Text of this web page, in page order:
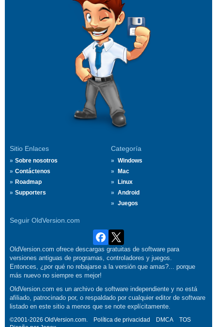
Sitio Enlaces
Sobre nosotros
Contáctenos
Roadmap
Supporters
Categoría
Windows
Mac
Linux
Android
Juegos
Seguir OldVersion.com
OldVersion.com ofrece descargas gratuitas de software para
versiones antiguas de programas, controladores y juegos.
Entonces, ¿por qué no rebajarse a la versión que amas?... porque
más nuevo no siempre es mejor!
OldVersion.com es un archivo de software independiente y no está
afiliado, patrocinado por, o respaldado por cualquier editor de software
listado en este sitio a menos que se note explícitamente.
©2001-2026 OldVersion.com. Política de privacidad DMCA
TOS